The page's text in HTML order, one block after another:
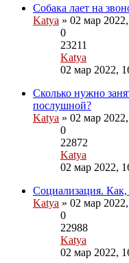
Собака лает на
Katya » 02 мар
0
23211
Katya
02 мар 2022,
Сколько нужно
послушной?
Katya » 02 мар
0
22872
Katya
02 мар 2022,
Социализация. Как,
Katya » 02 мар
0
22988
Katya
02 мар 2022,